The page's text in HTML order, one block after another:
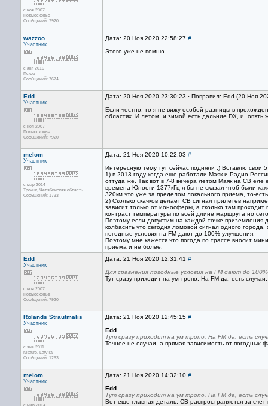
с ноя 2007
Подмосковье
Сообщений: 7920
wazzoo
Участник
с авг 2016
Псков
Сообщений: 7674
Дата: 20 Ноя 2020 22:58:27 #
Этого уже не помню
Edd
Участник
с ноя 2007
Подмосковье
Сообщений: 7920
Дата: 20 Ноя 2020 23:30:23 · Поправил: Edd (20 Ноя
Если честно, то я не вижу особой разницы в
областях. И летом, и зимой есть дальние DX, и,
melom
Участник
с мар 2014
Троицк, Челябинская область
Сообщений: 1733
Дата: 21 Ноя 2020 10:22:03 #
Интересную тему тут сейчас подняли :) Вставлю свои 5
1) в 2013 году когда еще работали Маяк и Радио
оттуда же. Так вот в 7-8 вечера летом Маяк на СВ еле
времена Юности 1377кГц я бы не сказал чтоб были
320км что уже за пределом локального приема, то-
2) Сколько скачков делает СВ сигнал прилетев
зависит только от ионосферы, а сколько там
контраст температуры по всей длине маршрута но
Поэтому если допустим на каждой точке приземления
колбасить что сегодня ломовой сигнал одного
погодные условия на FM дают до 100% улучшения.
Поэтому мне кажется что погода по трассе вносит
приема и не более.
Edd
Участник
с ноя 2007
Подмосковье
Сообщений: 7920
Дата: 21 Ноя 2020 12:31:41 #
Для сравнения погодные условия на FM дают до
Тут сразу приходит на ум тропо. На FM да, есть случаи,
Rolands Strautmalis
Участник
с янв 2011
Nitaure, Latvija
Сообщений: 1263
Дата: 21 Ноя 2020 12:45:15 #
Edd
Тут сразу приходит на ум тропо. На FM да, есть
Точнее не случаи, а прямая зависимость от
melom
Участник
Дата: 21 Ноя 2020 14:32:10 #
Edd
Тут сразу приходит на ум тропо. На FM да, есть
Вот еще главная деталь, СВ распространяется за